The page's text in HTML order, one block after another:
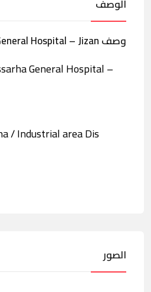
الوصف
وصف Ohd Al Massarha General Hospital – Jizan
General Hospital –
/ Industrial area Dis
الصور